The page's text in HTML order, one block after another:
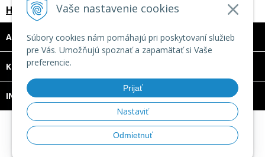
Vaše nastavenie cookies
Súbory cookies nám pomáhajú pri poskytovaní služieb
pre Vás. Umožňujú spoznať a zapamätať si Vaše
preferencie.
Prijať
Nastaviť
Odmietnuť
Hadica na stlačený vzduch, priemer 9/15 mm
ADRESA
KONTAKT
INFO
© 2026 TECHNOMAT SK •tvorba eshopu cez UNIobchod
webhostingspoločnostiWEBYGROUP
DOVOLENKA 3. - 7. augusta 2026
Predajňa bude ZATVORENÁ a vytvorené
objednávky začneme vybavovať 10.8.2026.
Ďakujeme za pochopenie.